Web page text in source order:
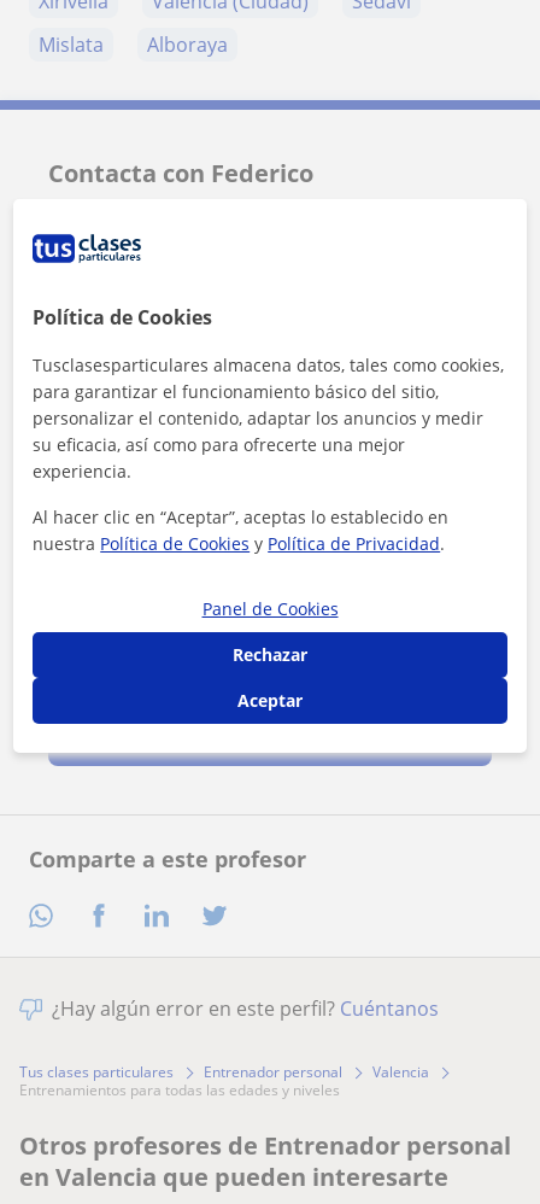
Comparte a este profesor
Mislata
Alboraya
Contacta con Federico
Tarifa
Al hacer clic, aceptas nuestroaviso legal
Contactar ahora
¿Hay algún error en este perfil? Cuéntanos
Tus clases particulares Entrenador personal
Valencia
entrenamientos para todas las edades y niveles
Otros profesores de Entrenador personal
en Valencia que pueden interesarte
Política de Cookies
Tusclasesparticulares almacena datos, tales como cookies,
para garantizar el funcionamiento básico del sitio,
personalizar el contenido, adaptar los anuncios y medir
su eficacia, así como para ofrecerte una mejor
experiencia.
Al hacer clic en “Aceptar”, aceptas lo establecido en
nuestra Política de Cookies y Política de Privacidad.
Panel de Cookies
Rechazar
Aceptar